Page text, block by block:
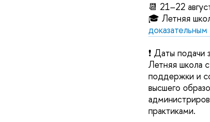
📆 21–22
🎓 Летняя
❗️ Даты
Летняя школа
поддержки и
высшего
практиками.